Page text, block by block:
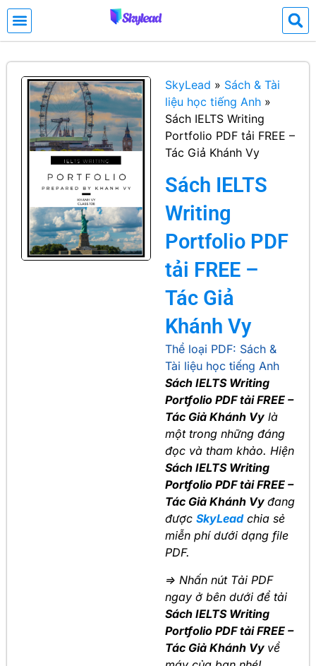
SkyLead » Sách & Tài
liệu học tiếng Anh »
Sách IELTS Writing
Portfolio PDF tải FREE –
Tác Giả Khánh Vy
Sách IELTS
Writing
Portfolio PDF
tải FREE –
Tác Giả
Khánh Vy
Thể loại PDF: Sách &
Tài liệu học tiếng Anh
Sách IELTS Writing
Portfolio PDF tải FREE –
Tác Giả Khánh Vy là
một trong những đáng
đọc và tham khảo. Hiện
Sách IELTS Writing
Portfolio PDF tải FREE –
Tác Giả Khánh Vy đang
được SkyLeadchia sẻ
miễn phí dưới dạng file
PDF.
=> Nhấn nút Tải PDF
ngay ở bên dưới để tải
Sách IELTS Writing
Portfolio PDF tải FREE –
Tác Giả Khánh Vy về